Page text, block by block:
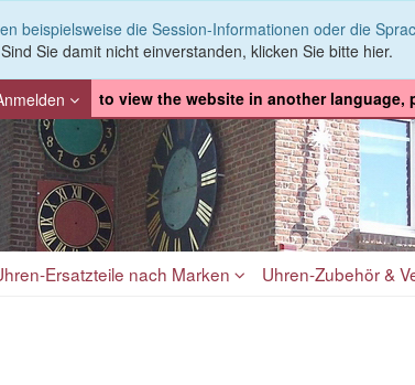
beispielsweise die Session-Informationen oder die
Sind Sie damit nicht einverstanden, klicken Sie bitte hier.
to view the website in another language,
Ersatzteile nach Marken Uhren-Zubehör &